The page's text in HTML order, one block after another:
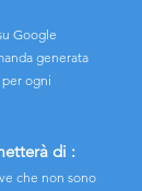
Google
generata
ogni
di :
che non sono